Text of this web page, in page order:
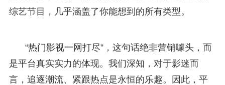
综艺节目，几乎涵盖了你能想到的所有类型。
“热门影视一网打尽”，这句话绝非营销噱头，而
是平台真实实力的体现。我们深知，对于影迷而
言，追逐潮流、紧跟热点是永恒的乐趣。因此，平